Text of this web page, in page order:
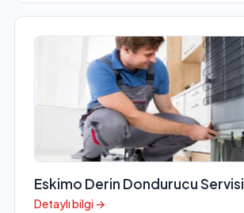
Eskimo Derin Dondurucu Servisi
Detaylı bilgi →